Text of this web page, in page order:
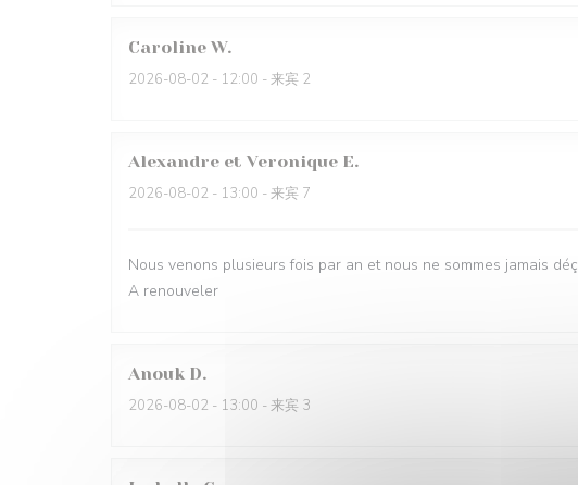
Caroline W
2026-08-02 - 12:00 - 来宾 2
Alexandre et Veronique E
2026-08-02 - 13:00 - 来宾 7
Nous venons plusieurs fois par an et nous ne sommes jamais
A renouveler
Anouk D
2026-08-02 - 13:00 - 来宾 3